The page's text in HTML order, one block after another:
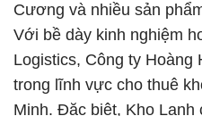
Cương và nhiều sản
Với bề dày kinh nghiệm
Logistics, Công ty Hoàng
trong lĩnh vực cho thuê
Minh. Đặc biệt, Kho Lạnh